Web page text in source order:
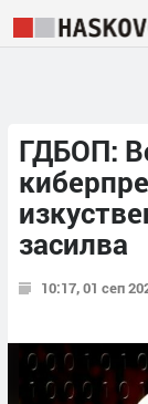
ГДБОП:
засилва
10:17, 01 сеп